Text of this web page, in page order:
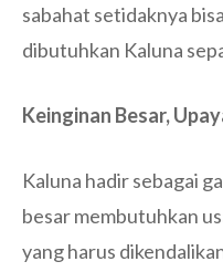
sabahat setidaknya
dibutuhkan Kaluna
Keinginan Besar,
Kaluna hadir sebagai
besar membutuhkan
yang harus